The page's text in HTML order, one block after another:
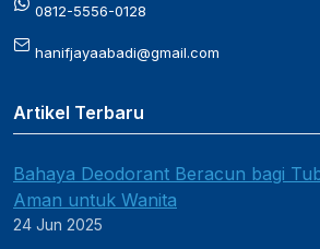
0812-5556-0128
hanifjayaabadi@gmail.com
Artikel Terbaru
Bahaya Deodorant Beracun bagi
Aman untuk Wanita
24 Jun 2025